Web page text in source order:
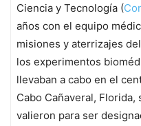
Ciencia y Tecnología (
años con el equipo
misiones y aterrizajes
los experimentos
llevaban a cabo en el
Cabo Cañaveral,
valieron para ser